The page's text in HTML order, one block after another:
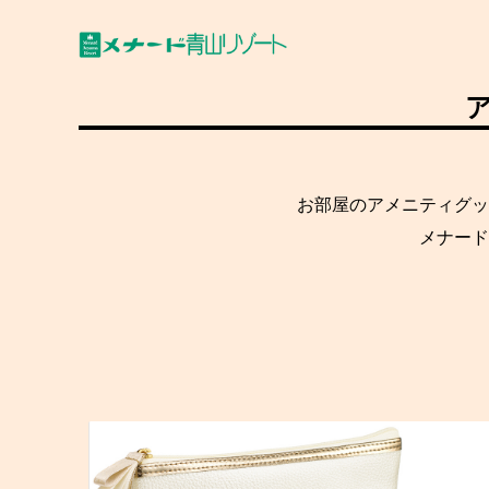
お部屋のアメニティグ
メナー